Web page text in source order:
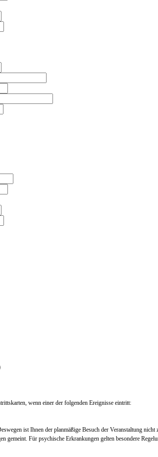
wenn einer der folgenden Ereignisse eintritt:
ist Ihnen der planmäßige Besuch der Veranstaltung
gemeint. Für psychische Erkrankungen gelten besondere